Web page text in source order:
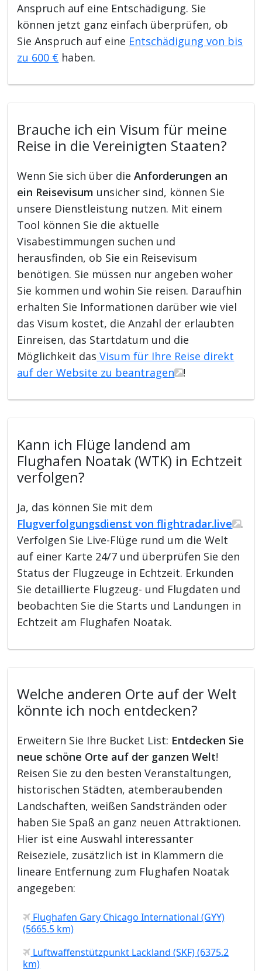
Anspruch auf eine Entschädigung. Sie
können jetzt ganz einfach überprüfen, ob
Sie Anspruch auf eine Entschädigung von bis
zu 600 € haben.
Brauche ich ein Visum für meine
Reise in die Vereinigten Staaten?
Wenn Sie sich über dieAnforderungen an
ein Reisevisum unsicher sind, können Sie
unsere Dienstleistung nutzen. Mit einem
Tool können Sie die aktuelle
Visabestimmungen suchen und
herausfinden, ob Sie ein Reisevisum
benötigen. Sie müssen nur angeben woher
Sie kommen und wohin Sie reisen. Daraufhin
erhalten Sie Informationen darüber wie viel
das Visum kostet, die Anzahl der erlaubten
Einreisen, das Startdatum und die
Möglichkeit das Visum für Ihre Reise direkt
auf der Website zu beantragen
!
Kann ich Flüge landend am
Flughafen Noatak (WTK) in Echtzeit
verfolgen?
Ja, das können Sie mit dem
Flugverfolgungsdienst von flightradar.live
.
Verfolgen Sie Live-Flüge rund um die Welt
auf einer Karte 24/7 und überprüfen Sie den
Status der Flugzeuge in Echtzeit. Erkunden
Sie detaillierte Flugzeug- und Flugdaten und
beobachten Sie die Starts und Landungen in
Echtzeit am Flughafen Noatak.
Welche anderen Orte auf der Welt
könnte ich noch entdecken?
Erweitern Sie Ihre Bucket List: Entdecken Sie
neue schöne Orte auf der ganzen Welt!
Reisen Sie zu den besten Veranstaltungen,
historischen Städten, atemberaubenden
Landschaften, weißen Sandstränden oder
haben Sie Spaß an ganz neuen Attraktionen.
Hier ist eine Auswahl interessanter
Reiseziele, zusätzlich ist in Klammern die
lineare Entfernung zum Flughafen Noatak
angegeben:
Flughafen Gary Chicago International (GYY)
(5665.5 km)
Luftwaffenstützpunkt Lackland (SKF) (6375.2
km)